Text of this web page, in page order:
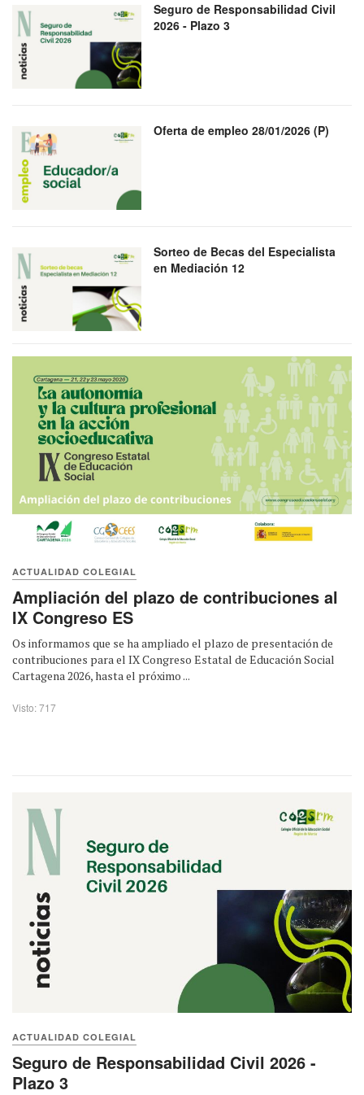
Seguro de Responsabilidad Civil
2026 - Plazo 3
Oferta de empleo 28/01/2026 (P)
Sorteo de Becas del Especialista
en Mediación 12
ACTUALIDAD COLEGIAL
Ampliación del plazo de contribuciones al
IX Congreso ES
Os informamos que se ha ampliado el plazo de presentación de
contribuciones para el IX Congreso Estatal de Educación Social
Cartagena 2026, hasta el próximo ...
Visto: 717
ACTUALIDAD COLEGIAL
Seguro de Responsabilidad Civil 2026 -
Plazo 3